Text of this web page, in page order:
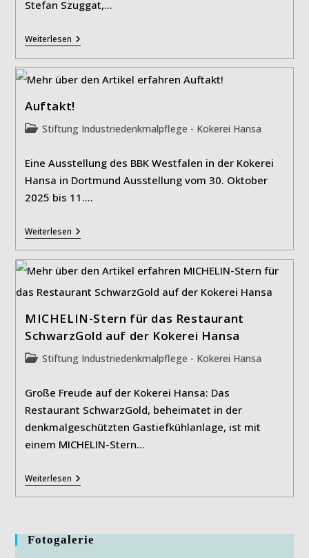
Stefan Szuggat,…
WeiterlesenIGA
2027
Und
Vereinbaren
Auftakt!
Beitrags-
Stiftung Industriedenkmalpflege - Kokerei Hansa
Eine Ausstellung des BBK Westfalen in der Kokerei
Hansa in Dortmund Ausstellung vom 30. Oktober
2025 bis 11.…
WeiterlesenAuftakt!
MICHELIN-Stern für das Restaurant
SchwarzGold auf der Kokerei Hansa
Beitrags-
Stiftung Industriedenkmalpflege - Kokerei Hansa
Große Freude auf der Kokerei Hansa: Das
Restaurant SchwarzGold, beheimatet in der
denkmalgeschützten Gastiefkühlanlage, ist mit
einem MICHELIN-Stern…
WeiterlesenMICHELIN-
Stern
Für
SchwarzGold
Auf
Fotogalerie